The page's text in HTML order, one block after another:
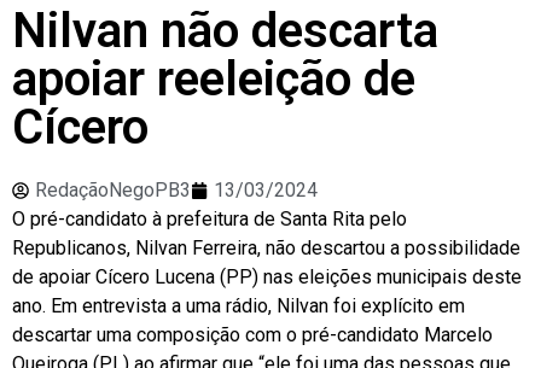
Nilvan não descarta
apoiar reeleição de
Cícero
RedaçãoNegoPB3
13/03/2024
O pré-candidato à prefeitura de Santa Rita pelo
Republicanos, Nilvan Ferreira, não descartou a possibilidade
de apoiar Cícero Lucena (PP) nas eleições municipais deste
ano. Em entrevista a uma rádio, Nilvan foi explícito em
descartar uma composição com o pré-candidato Marcelo
Queiroga (PL) ao afirmar que “ele foi uma das pessoas que